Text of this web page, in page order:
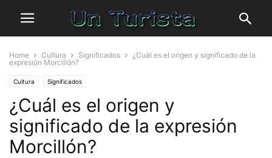
Home Cultura Significados
¿Cuál es el origen y significado de la
expresión Morcillón?
Cultura Significados
¿Cuál es el origen y
significado de la expresión
Morcillón?